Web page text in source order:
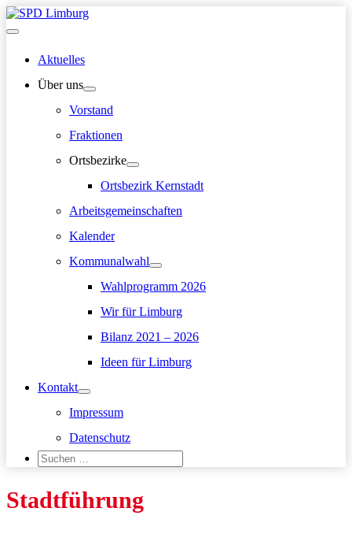
Zum
Inhalt
Hauptmenü
Aktuelles
Über uns
Vorstand
Fraktionen
Ortsbezirke
Ortsbezirk Kernstadt
Arbeitsgemeinschaften
Kalender
Kommunalwahl
Wahlprogramm 2026
Wir für Limburg
Bilanz 2021 – 2026
Ideen für Limburg
Kontakt
Impressum
Datenschutz
Suchen
nach:
Stadtführung